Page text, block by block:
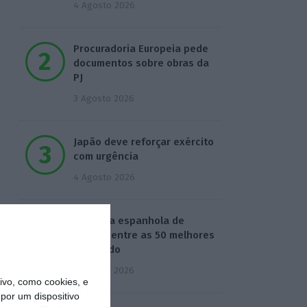
como cookies, e
um dispositivo
4 Agosto 2026
Procuradoria Europeia pede
documentos sobre obras da
PJ
3 Agosto 2026
Japão deve reforçar exército
com urgência
4 Agosto 2026
Empresa espanhola de
EdTech entre as 50 melhores
do mundo
5 Agosto 2026